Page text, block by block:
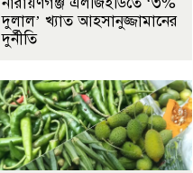
দুলাল’ খ্যাত আহসানুজ্জামানের
দুর্নীতি